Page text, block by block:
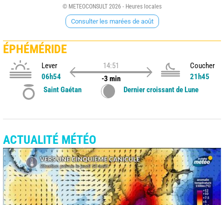
© METEOCONSULT 2026 - Heures locales
Consulter les marées de août
ÉPHÉMÉRIDE
Lever
06h54
14:51
-3 min
Coucher
21h45
Saint Gaétan
Dernier croissant de Lune
ACTUALITÉ MÉTÉO